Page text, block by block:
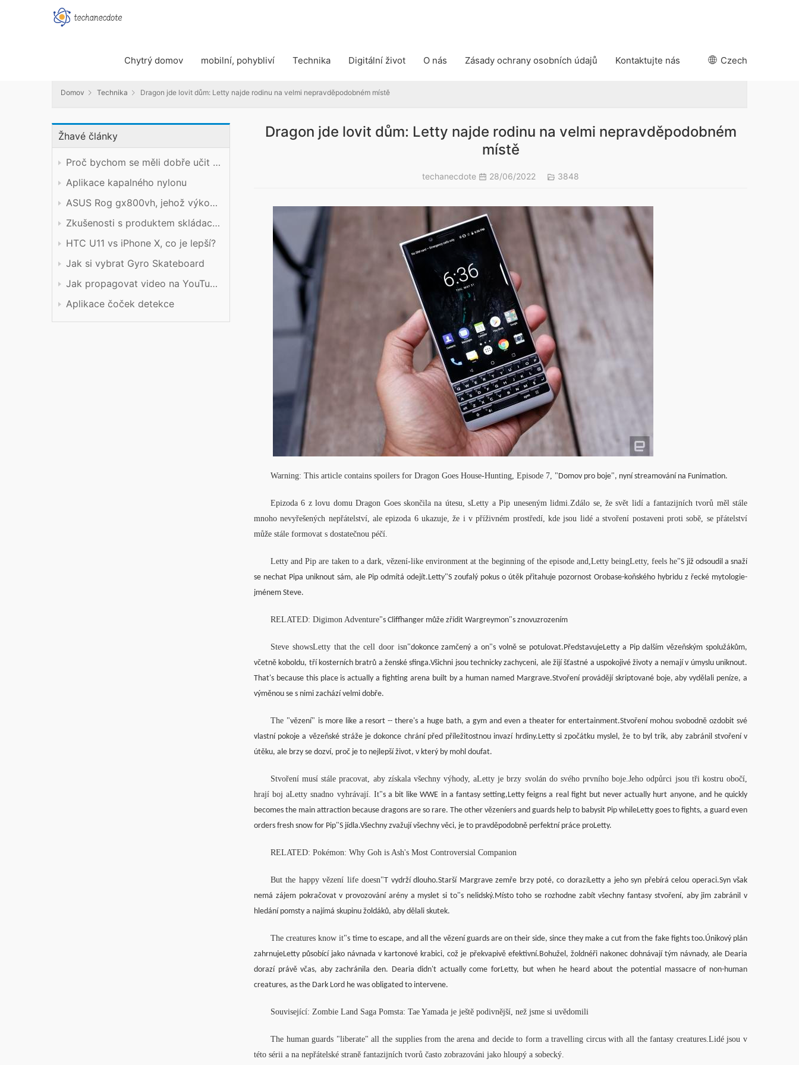
Chytrý domov mobilní, pohybliví Technika Digitální život O nás Zásady ochrany osobních údajů Kontaktujte nás Czech
Dragon jde lovit dům: Letty najde rodinu na velmi nepravděpodobném místě
Domov Technika Dragon jde lovit dům: Letty najde rodinu na velmi nepravděpodobném místě
Žhavé články
Proč bychom se měli dobře učit technický předmět?
Aplikace kapalného nylonu
ASUS Rog gx800vh, jehož výkon stojí za cenu
Zkušenosti s produktem skládacího mobilního telefonu Xiaomi
HTC U11 vs iPhone X, co je lepší?
Jak si vybrat Gyro Skateboard
Jak propagovat video na YouTube
Aplikace čoček detekce
Dragon jde lovit dům: Letty najde rodinu na velmi nepravděpodobném
místě
techanecdote 28/06/2022 3848
Warning: This article contains spoilers for Dragon Goes House-Hunting, Episode 7, "Domov pro boje", nyní streamování na Funimation.
Epizoda 6 z lovu domu Dragon Goes skončila na útesu, sLetty a Pip uneseným lidmi.Zdálo se, že svět lidí a fantazijních tvorů měl stále
mnoho nevyřešených nepřátelství, ale epizoda 6 ukazuje, že i v příživném prostředí, kde jsou lidé a stvoření postaveni proti sobě, se přátelství
může stále formovat s dostatečnou péčí.
Letty and Pip are taken to a dark, vězení-like environment at the beginning of the episode and,Letty beingLetty, feels he"S již odsoudil a snaží
se nechat Pipa uniknout sám, ale Pip odmítá odejít.Letty"S zoufalý pokus o útěk přitahuje pozornost Orobase-koňského hybridu z řecké mytologie-
jménem Steve.
RELATED: Digimon Adventure"s Cliffhanger může zřídit Wargreymon"s znovuzrozením
Steve showsLetty that the cell door isn"dokonce zamčený a on"s volně se potulovat.PředstavujeLetty a Pip dalším vězeňským spolužákům,
včetně koboldu, tří kosterních bratrů a ženské sfinga.Všichni jsou technicky zachyceni, ale žijí šťastné a uspokojivé životy a nemají v úmyslu uniknout.
That's because this place is actually a fighting arena built by a human named Margrave.Stvoření provádějí skriptované boje, aby vydělali peníze, a
výměnou se s nimi zachází velmi dobře.
The "vězení" is more like a resort -- there's a huge bath, a gym and even a theater for entertainment.Stvoření mohou svobodně ozdobit své
vlastní pokoje a vězeňské stráže je dokonce chrání před příležitostnou invazí hrdiny.Letty si zpočátku myslel, že to byl trik, aby zabránil stvoření v
útěku, ale brzy se dozví, proč je to nejlepší život, v který by mohl doufat.
Stvoření musí stále pracovat, aby získala všechny výhody, aLetty je brzy svolán do svého prvního boje.Jeho odpůrci jsou tři kostru obočí,
hrají boj aLetty snadno vyhrávají. It"s a bit like WWE in a fantasy setting,Letty feigns a real fight but never actually hurt anyone, and he quickly
becomes the main attraction because dragons are so rare. The other vězeníers and guards help to babysit Pip whileLetty goes to fights, a guard even
orders fresh snow for Pip"S jídla.Všechny zvažují všechny věci, je to pravděpodobně perfektní práce proLetty.
RELATED: Pokémon: Why Goh is Ash's Most Controversial Companion
But the happy vězení life doesn"T vydrží dlouho.Starší Margrave zemře brzy poté, co dorazíLetty a jeho syn přebírá celou operaci.Syn však
nemá zájem pokračovat v provozování arény a myslet si to"s nelidský.Místo toho se rozhodne zabít všechny fantasy stvoření, aby jim zabránil v
hledání pomsty a najímá skupinu žoldáků, aby dělali skutek.
The creatures know it"s time to escape, and all the vězení guards are on their side, since they make a cut from the fake fights too.Únikový plán
zahrnujeLetty působící jako návnada v kartonové krabici, což je překvapivě efektivní.Bohužel, žoldnéři nakonec dohnávají tým návnady, ale Dearia
dorazí právě včas, aby zachránila den. Dearia didn't actually come forLetty, but when he heard about the potential massacre of non-human
creatures, as the Dark Lord he was obligated to intervene.
Související: Zombie Land Saga Pomsta: Tae Yamada je ještě podivnější, než jsme si uvědomili
The human guards "liberate" all the supplies from the arena and decide to form a travelling circus with all the fantasy creatures.Lidé jsou v
této sérii a na nepřátelské straně fantazijních tvorů často zobrazováni jako hloupý a sobecký.